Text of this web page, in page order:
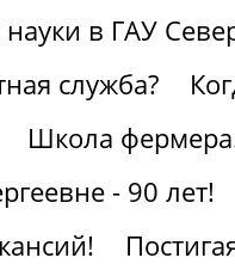
в ГАУ
служба?
Школа
- 90 лет!